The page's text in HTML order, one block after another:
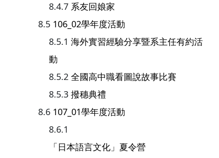
系友回娘家
106_02學年度活動
海外實習經驗分享暨系主任有約活
動
全國高中職看圖說故事比賽
撥穗典禮
107_01學年度活動
「日本語言文化」夏令營